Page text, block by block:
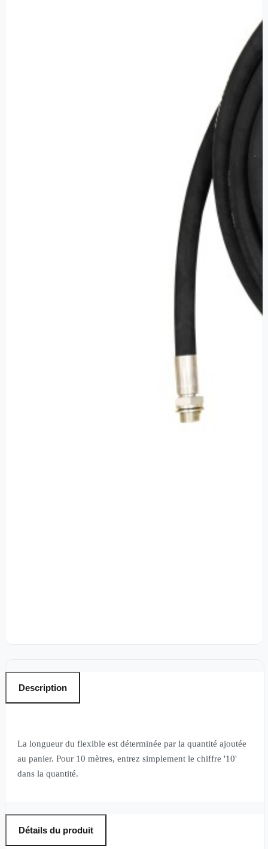
Description
La longueur du flexible est déterminée par la quantité ajoutée
au panier. Pour 10 mètres, entrez simplement le chiffre '10'
dans la quantité.
Détails du produit